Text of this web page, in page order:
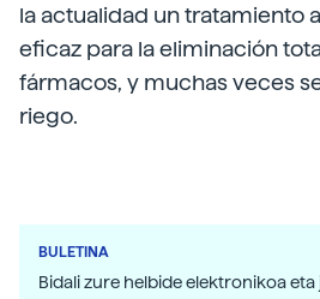
la actualidad un tratamiento
eficaz para la eliminación
fármacos, y muchas veces
riego.
BULETINA
Bidali zure helbide elektronikoa